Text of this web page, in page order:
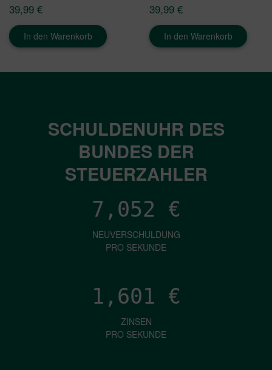
39,99 €
In den Warenkorb
39,99 €
In den Warenkorb
SCHULDENUHR DES
BUNDES DER
STEUERZAHLER
7,052 €
NEUVERSCHULDUNG
PRO SEKUNDE
1,601 €
ZINSEN
PRO SEKUNDE